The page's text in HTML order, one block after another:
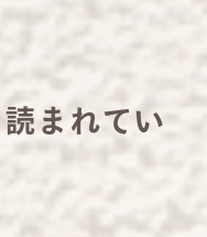
まれてい